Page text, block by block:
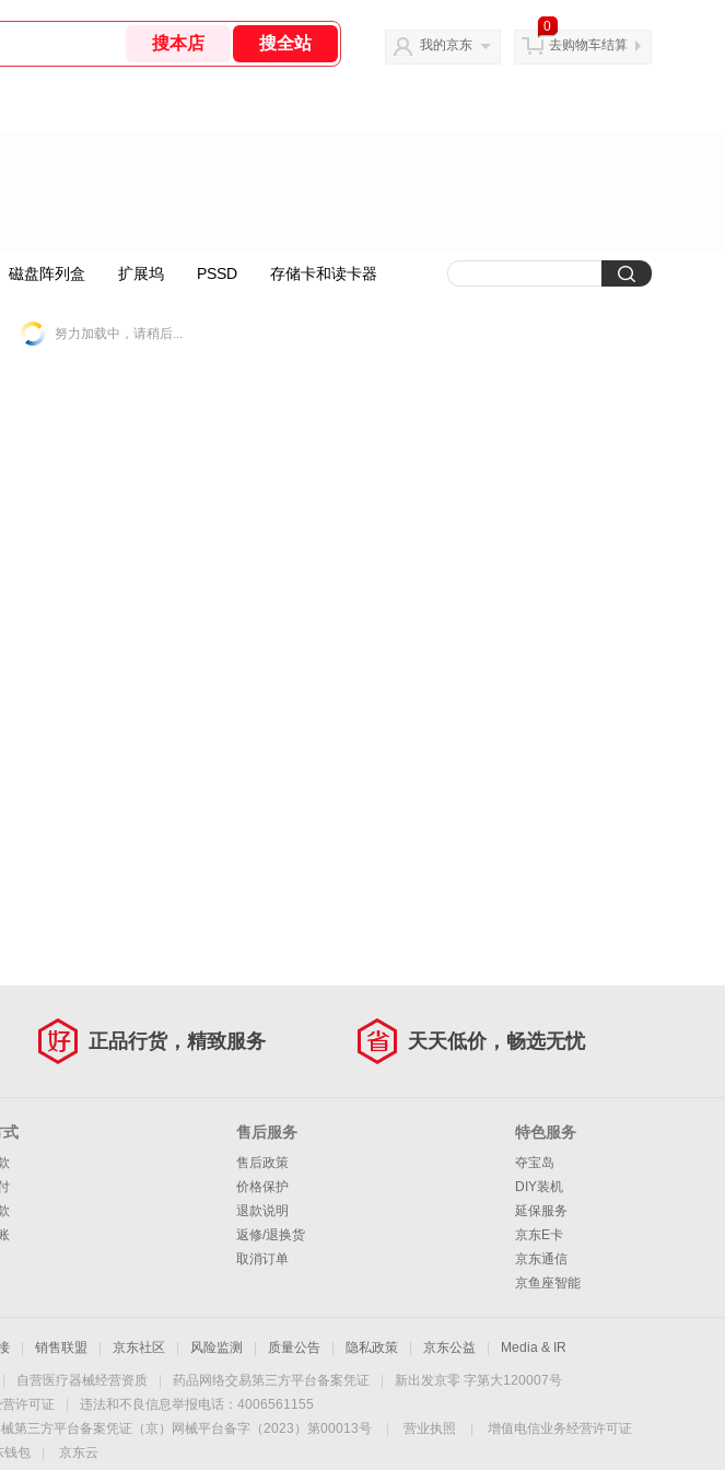
我的京东
0
去购物车结算
磁盘阵列盒 扩展坞 PSSD 存储卡和读卡器
努力加载中，请稍后...
正品行货，精致服务 天天低价，畅选无忧
式 售后服务
售后政策
价格保护
退款说明
返修/退换货
取消订单
特色服务
夺宝岛
DIY装机
延保服务
京东E卡
京东通信
京鱼座智能
销售联盟 京东社区 风险监测 质量公告 隐私政策 京东公益 Media & IR
自营医疗器械经营资质 药品网络交易第三方平台备案凭证
新出发京零 字第大120007号
许可证
违法和不良信息举报电话：4006561155
械第三方平台备案凭证（京）网械平台备字（2023）第00013号 营业执照
增值电信业务经营许可证
钱包
京东云